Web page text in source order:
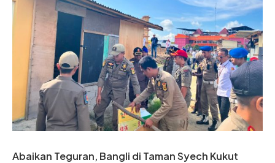
Abaikan Teguran, Bangli di Taman Syech Kukut